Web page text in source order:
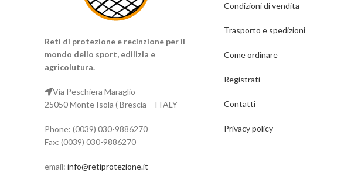
Reti di protezione e recinzione per il
mondo dello sport, edilizia e
agricolutura.
Via Peschiera Maraglio
25050 Monte Isola ( Brescia – ITALY
Phone: (0039) 030-9886270
Fax: (0039) 030-9886270
email: info@retiprotezione.it
Condizioni di vendita
Trasporto e spedizioni
Come ordinare
Registrati
Contatti
Privacy policy